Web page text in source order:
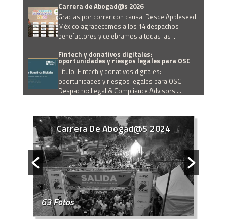
Carrera de Abogad@s 2026
Gracias por correr con causa! Desde Appleseed
México agradecemos a los 14 despachos
benefactores y celebramos a todas las ...
Fintech y donativos digitales:
oportunidades y riesgos legales para OSC
Título: Fintech y donativos digitales:
oportunidades y riesgos legales para OSC
Despacho: Legal & Compliance Advisors ...
acoso, discriminación y protocolos internos
Título: Prevención de riesgos laborales en OSC:
acoso, discriminación y protocolos internos
Despacho: Sainz Abogados ...
Beneficiario controlador: ¿Qué exige la
normativa fiscal?
Beneficiario controlador: ¿Qué exige la
normativa fiscal? Ponentes: Diego Marván y Luis
Ortega Despacho: Chevez, Ruiz, ...
Cena Del 20 Aniversario
22 Fotos